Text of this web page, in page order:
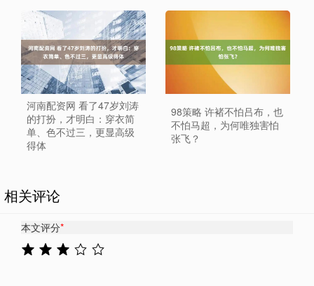
河南配资网 看了47岁刘涛
的打扮，才明白：穿衣简
单、色不过三，更显高级
得体
98策略 许褚不怕吕布，也
不怕马超，为何唯独害怕
张飞？
相关评论
本文评分*